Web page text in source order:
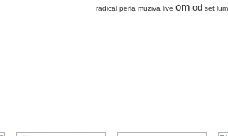
radical perla muziva live om od set